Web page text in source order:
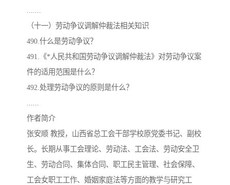
.......
（十一）劳动争议调解仲裁法相关知识
490.什么是劳动争议？
491.《*人民共和国劳动争议调解仲裁法》对劳动争议案
件的适用范围是什么？
492.处理劳动争议的原则是什么？
......
作者简介
张安顺 教授，山西省总工会干部学校原党委书记、副校
长。长期从事工会理论、劳动法、工会法、劳动安全卫
生、劳动合同、集体合同、职工民主管理、社会保障、
工会女职工工作、婚姻家庭法等方面的教学与研究工